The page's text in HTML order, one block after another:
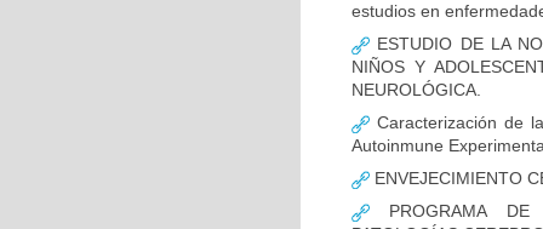
estudios en
ESTUDIO DE LA
NIÑOS Y
NEUROLÓGICA.
Caracterización de
Autoinmune
ENVEJECIMIENTO
PROGRAMA DE